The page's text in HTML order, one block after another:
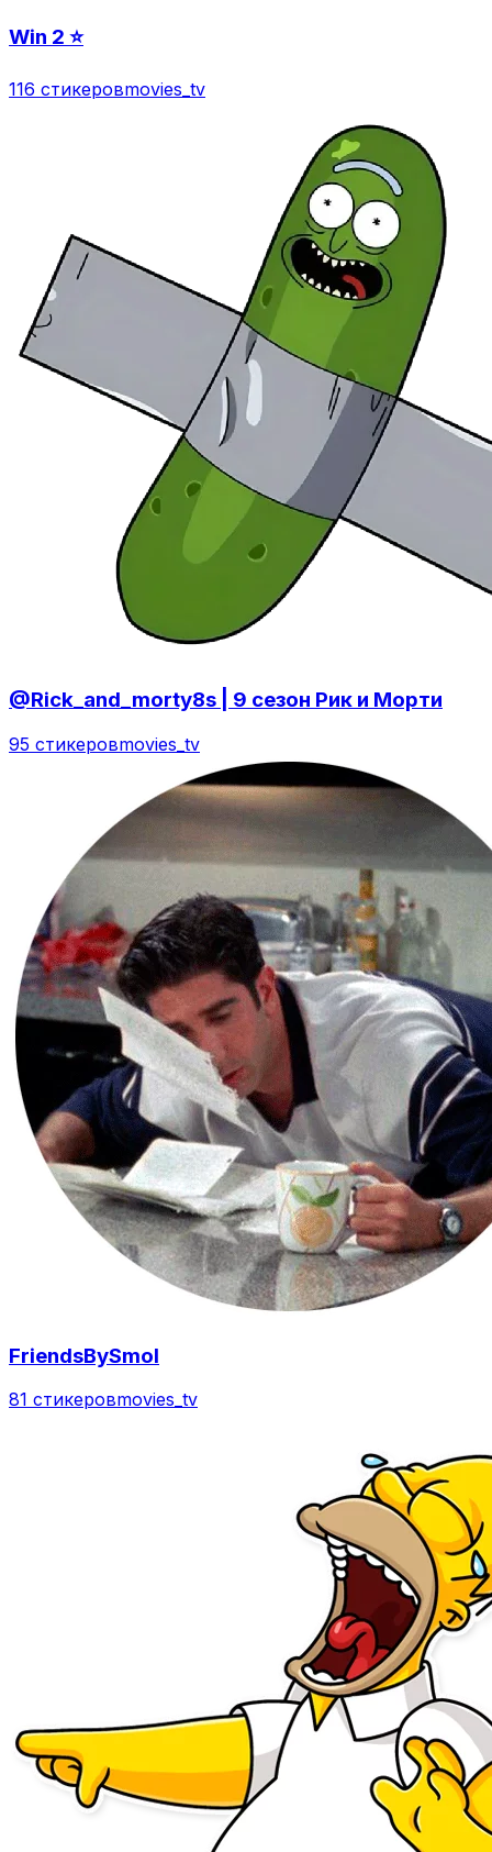
Win 2 ⭐️
116 стикеровmovies_tv
@Rick_and_morty8s | 9 сезон Рик и Морти
95 стикеровmovies_tv
FriendsBySmol
81 стикеровmovies_tv